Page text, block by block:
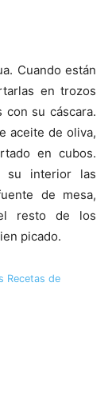
Cuando están
en trozos
con su cáscara.
aceite de oliva,
en cubos.
su interior las
de mesa,
resto de los
picado.
Recetas de